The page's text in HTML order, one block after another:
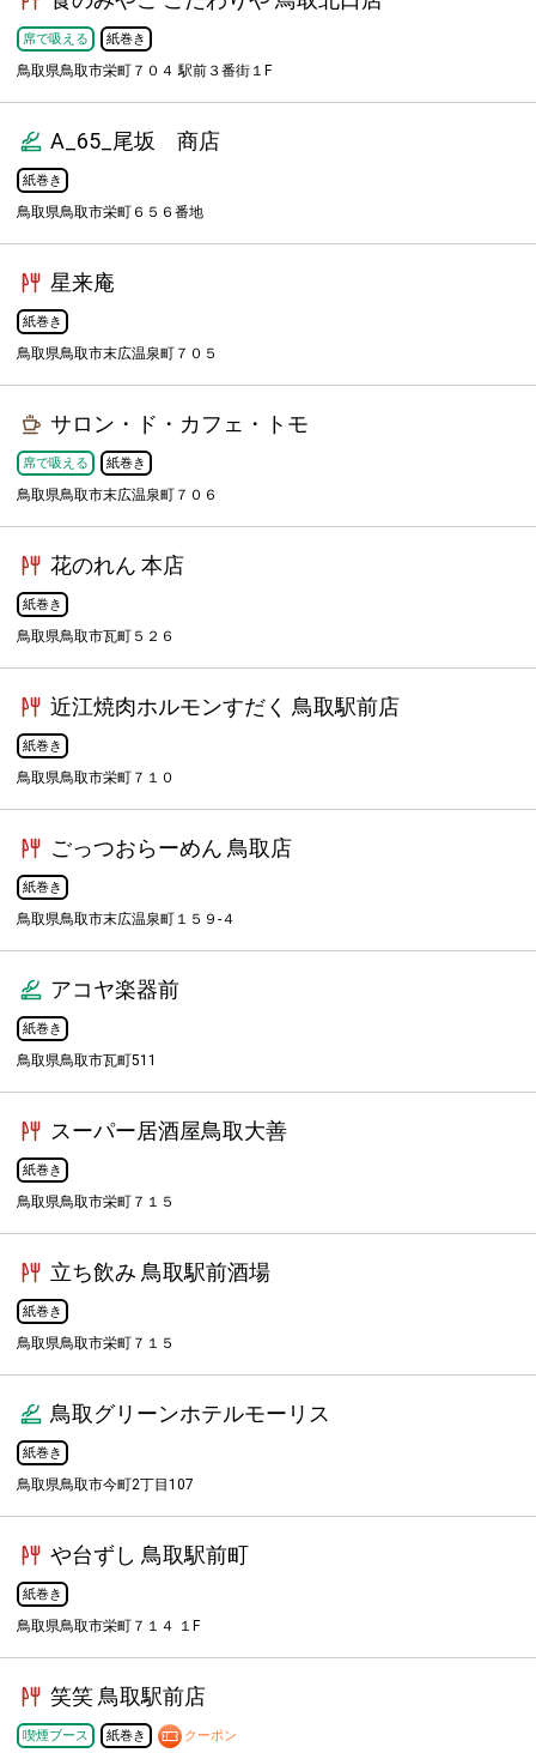
席で吸える 紙巻き
鳥取県鳥取市栄町７０４ 駅前３番街１F
A_65_尾坂 商店
紙巻き
鳥取県鳥取市栄町６５６番地
星来庵
紙巻き
鳥取県鳥取市末広温泉町７０５
サロン・ド・カフェ・トモ
席で吸える 紙巻き
鳥取県鳥取市末広温泉町７０６
花のれん 本店
紙巻き
鳥取県鳥取市瓦町５２６
近江焼肉ホルモンすだく 鳥取駅前店
紙巻き
鳥取県鳥取市栄町７１０
ごっつおらーめん 鳥取店
紙巻き
鳥取県鳥取市末広温泉町１５９-４
アコヤ楽器前
紙巻き
鳥取県鳥取市瓦町511
スーパー居酒屋鳥取大善
紙巻き
鳥取県鳥取市栄町７１５
立ち飲み 鳥取駅前酒場
紙巻き
鳥取県鳥取市栄町７１５
鳥取グリーンホテルモーリス
紙巻き
鳥取県鳥取市今町2丁目107
や台ずし 鳥取駅前町
紙巻き
鳥取県鳥取市栄町７１４ １F
笑笑 鳥取駅前店
喫煙ブース 紙巻き クーポン